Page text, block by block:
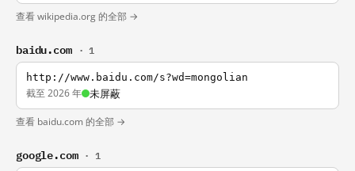
查看 wikipedia.org 的全部 →
baidu.com · 1
http://www.baidu.com/s?wd=mongolian
截至 2026 年 未屏蔽
查看 baidu.com 的全部 →
google.com · 1